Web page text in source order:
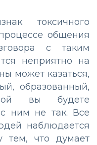
токсичного
общения
с таким
неприятно на
может казаться,
образованный,
вы будете
с ним не так. Все
наблюдается
тем, что думает